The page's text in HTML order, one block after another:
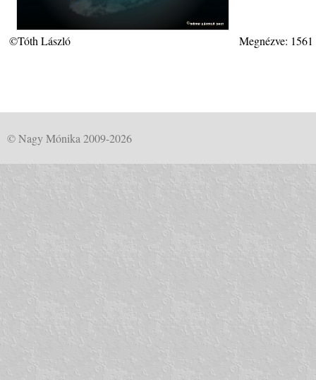
©Tóth László Megnézve:
© Nagy Mónika 2009-2026